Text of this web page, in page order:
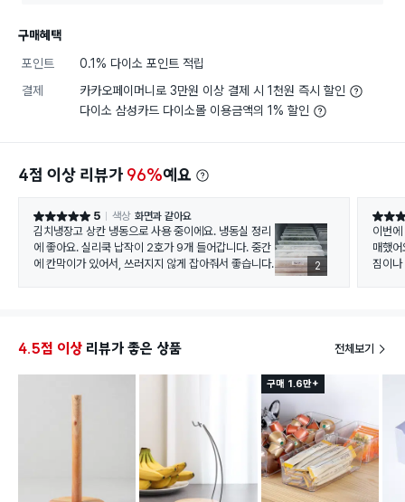
구매혜택
포인트
0.1% 다이소 포인트 적립
결제
카카오페이머니로 3만원 이상 결제 시 1천원 즉시 할인
다이소 삼성카드 다이소몰 이용금액의 1% 할인
4점 이상 리뷰가 96%예요
별점 5점 5 색상 화면과 같아요
김치냉장고 상칸 냉동으로 사용 중이에요. 냉동실 정리
에 좋아요. 실리쿡 납작이 2호가 9개 들어갑니다. 중간
에 칸막이가 있어서, 쓰러지지 않게 잡아줘서 좋습니다.
2
별점 5
이번
매했
짐이
4.5점 이상 리뷰가 좋은 상품 전체보기
구매 1.6만+